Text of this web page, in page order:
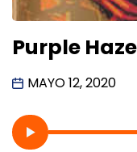
Purple
MAYO 12, 2020